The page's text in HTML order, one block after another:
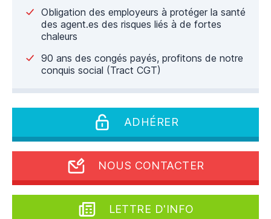
Obligation des employeurs à protéger la santé
des agent.es des risques liés à de fortes
chaleurs
90 ans des congés payés, profitons de notre
conquis social (Tract CGT)
ADHÉRER
NOUS CONTACTER
LETTRE D'INFO